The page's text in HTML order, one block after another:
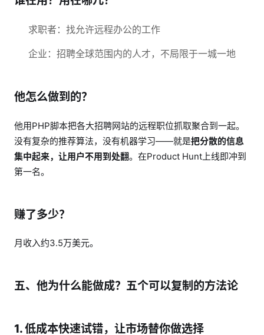
求职者：找允许远程办公的工作
企业：招聘全球范围内的人才，不局限于一城一地
他怎么做到的？
他用PHP脚本把各大招聘网站的远程职位抓取聚合到一起。
没有复杂的推荐算法，没有机器学习——就是把分散的信息
集中起来，让用户不用到处翻。在Product Hunt上线即冲到
第一名。
赚了多少？
月收入约3.5万美元。
五、他为什么能做成？五个可以复制的方法论
1. 低成本快速试错，让市场替你做选择